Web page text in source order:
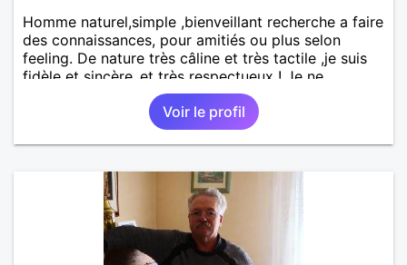
Homme naturel,simple ,bienveillant recherche a faire
des connaissances, pour amitiés ou plus selon
feeling. De nature très câline et très tactile ,je suis
fidèle et sincère.,et très respectueux ! Je ne
supporte pas le mensonge.Rien ne vaut une vraie
rencontre,pour échanger en toute simplicité,j'ai du
mal à prolonger des échanges virtuels Je suis plutôt
attiré par des femmes ayant la cinquantaine ,belles
naturellement ,sans fards ,ni excès A vous de jouer
Mesdames 😉
Voir le profil